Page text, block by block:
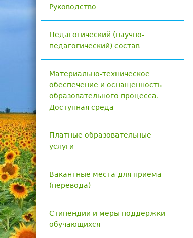
Руководство
Педагогический (научно-
педагогический) состав
Материально-техническое
обеспечение и оснащенность
образовательного процесса.
Доступная среда
Платные образовательные
услуги
Вакантные места для приема
(перевода)
Стипендии и меры поддержки
обучающихся